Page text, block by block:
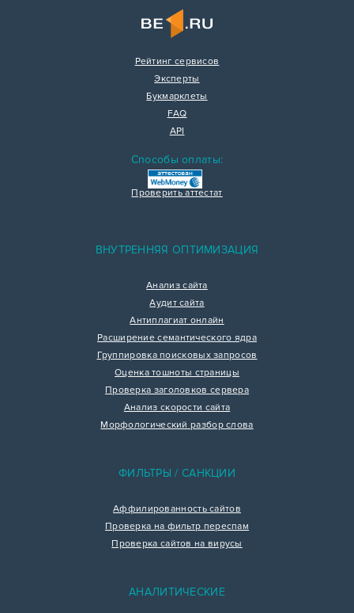
Рейтинг сервисов
Эксперты
Букмарклеты
FAQ
API
Способы оплаты:
Проверить аттестат
ВНУТРЕННЯЯ ОПТИМИЗАЦИЯ
Анализ сайта
Аудит сайта
Антиплагиат онлайн
Расширение семантического ядра
Группировка поисковых запросов
Оценка тошноты страницы
Проверка заголовков сервера
Анализ скорости сайта
Морфологический разбор слова
ФИЛЬТРЫ / САНКЦИИ
Аффилированность сайтов
Проверка на фильтр переспам
Проверка сайтов на вирусы
АНАЛИТИЧЕСКИЕ